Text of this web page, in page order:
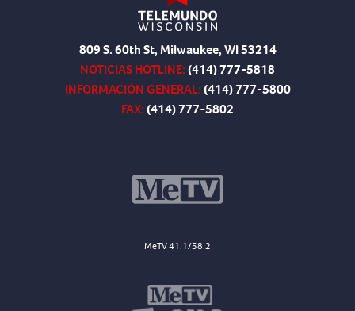
809 S. 60th St, Milwaukee, WI 53214
NOTICIAS HOTLINE:(414) 777-5818
INFORMACIÓN GENERAL:(414) 777-5800
FAX:(414) 777-5802
MeTV 41.1/58.2